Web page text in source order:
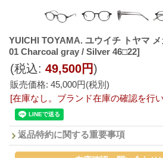
YUICHI TOYAMA. ユウイチ トヤマ
01 Charcoal gray / Silver 46□22]
販売価格: 45,000円(税別)
(税込: 49,500円)
[在庫なし。ブランド在庫の確認を行
返品特約に関する重要事項